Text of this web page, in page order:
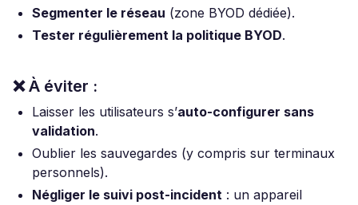
Segmenter le réseau (zone BYOD dédiée).
Tester régulièrement la politique BYOD.
❌ À éviter :
Laisser les utilisateurs s’auto-configurer sans
validation.
Oublier les sauvegardes (y compris sur terminaux
personnels).
Négliger le suivi post-incident : un appareil